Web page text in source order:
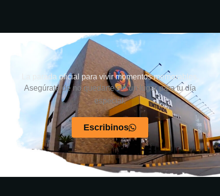
La parada oficial para vivir momentos memorables.
Asegúrate de no quedarte sin un lugar para tu día
especial.
Escribinos